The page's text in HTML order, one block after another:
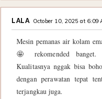
LALA October 10, 2025 at 6:09
Mesin pemanas air kolam
🤩 rekomended banget.
Kualitasnya nggak bisa
dengan perawatan tepat
terjangkau juga.